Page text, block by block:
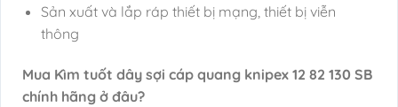
Sản xuất và lắp ráp thiết bị mạng, thiết bị viễn
thông
Mua Kìm tuốt dây sợi cáp quang knipex 12 82 130 SB
chính hãng ở đâu?